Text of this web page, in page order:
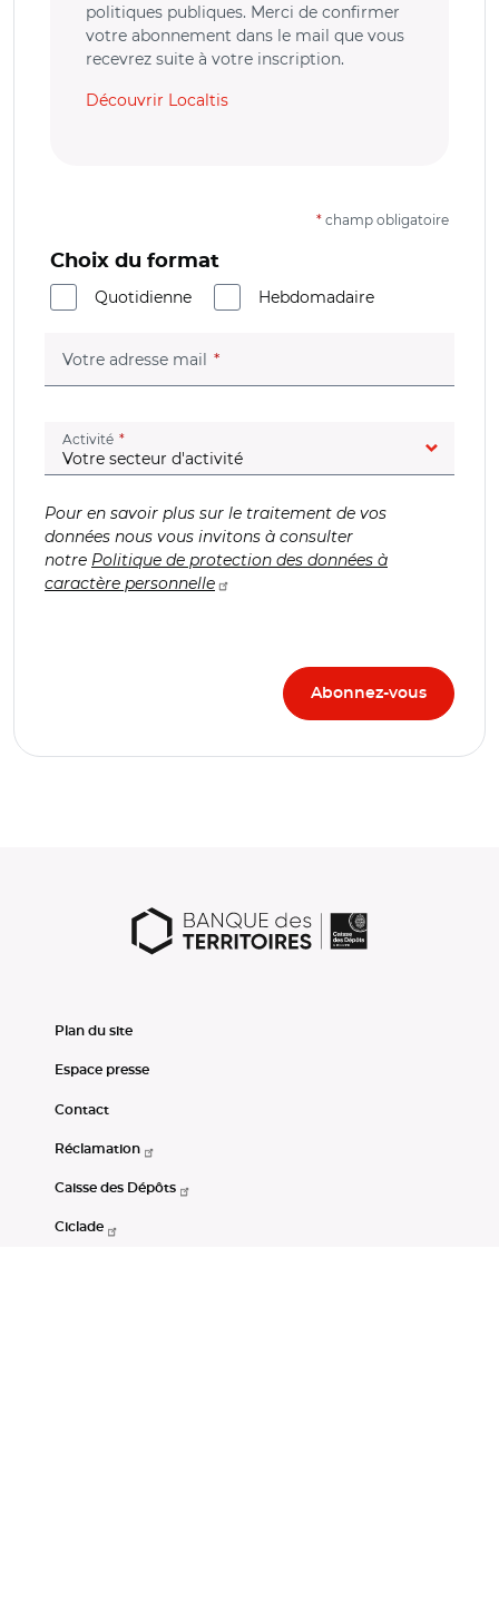
politiques publiques. Merci de confirmer
votre abonnement dans le mail que vous
recevrez suite à votre inscription.
Découvrir Localtis
* champ obligatoire
Choix du format
Quotidienne
Hebdomadaire
Votre adresse mail (champ obligatoire)
Activité (champ obligatoire)
Pour en savoir plus sur le traitement de vos
données nous vous invitons à consulter
notre Politique de protection des données à
caractère personnelle
Plan du site
Espace presse
Contact
Réclamation
Caisse des Dépôts
Ciclade